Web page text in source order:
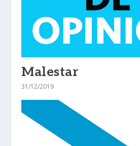
Malestar
31/12/2019